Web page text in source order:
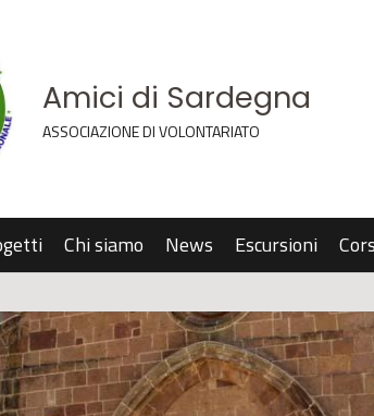
Amici di Sardegna
ASSOCIAZIONE DI VOLONTARIATO
Chi siamo News Escursioni